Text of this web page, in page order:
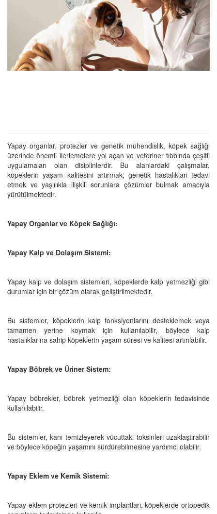
Yapay organlar, protezler ve genetik mühendislik, köpek sağlığı
üzerinde önemli ilerlemelere yol açan ve veteriner tıbbında çeşitli
uygulamaları olan disiplinlerdir. Bu alanlardaki çalışmalar,
köpeklerin yaşam kalitesini artırmak, genetik hastalıkları tedavi
etmek ve yaşlılıkla ilişkili sorunlara çözümler bulmak amacıyla
yürütülmektedir.
Yapay Organlar ve Köpek Sağlığı:
Yapay Kalp ve Dolaşım Sistemi:
Yapay kalp ve dolaşım sistemleri, köpeklerde kalp yetmezliği gibi
durumlar için bir çözüm olarak geliştirilmektedir.
Bu sistemler, köpeklerin kalp fonksiyonlarını desteklemek veya
tamamen yerine koymak için kullanılabilir, böylece kalp
hastalıklarına sahip köpeklerin yaşam süresi ve kalitesi artırılabilir.
Yapay Böbrek ve Üriner Sistem:
Yapay böbrekler, böbrek yetmezliği olan köpeklerin tedavisinde
kullanılabilir.
Bu sistemler, kanı temizleyerek vücuttaki toksinleri uzaklaştırabilir
ve böylece köpeğin yaşamını sürdürebilmesine yardımcı olabilir.
Yapay Eklem ve Kemik Sistemi:
Yapay eklem protezleri ve kemik implantları, köpeklerde ortopedik